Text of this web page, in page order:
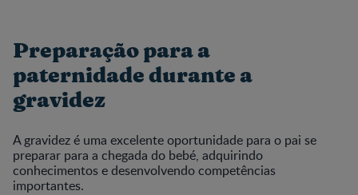
Preparação para a
paternidade durante a
gravidez
A gravidez é uma excelente oportunidade para o pai se
preparar para a chegada do bebé, adquirindo
conhecimentos e desenvolvendo competências
importantes.